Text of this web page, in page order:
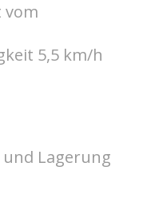
vom
5,5 km/h
Lagerung